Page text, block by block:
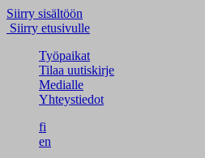
Siirry sisältöön
Siirry etusivulle
Työpaikat
Tilaa uutiskirje
Medialle
Yhteystiedot
fi
en